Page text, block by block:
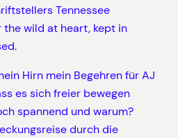
Tennessee
the wild at heart, kept in
Hirn mein Begehren für AJ
es sich freier bewegen
spannend und warum?
durch die